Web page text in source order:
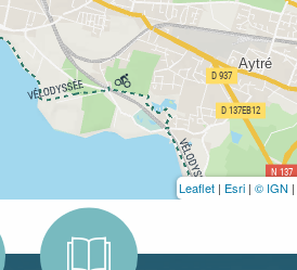
Leaflet | Esri | © IGN |